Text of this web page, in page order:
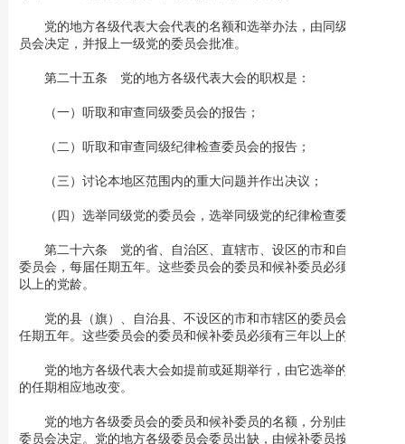
党的地方各级代表大会代表的名额和选举办法，由同级党的委
员会决定，并报上一级党的委员会批准。
第二十五条 党的地方各级代表大会的职权是：
（一）听取和审查同级委员会的报告；
（二）听取和审查同级纪律检查委员会的报告；
（三）讨论本地区范围内的重大问题并作出决议；
（四）选举同级党的委员会，选举同级党的纪律检查委员会。
第二十六条 党的省、自治区、直辖市、设区的市和自治州的
委员会，每届任期五年。这些委员会的委员和候补委员必须有五年
以上的党龄。
党的县（旗）、自治县、不设区的市和市辖区的委员会，每届
任期五年。这些委员会的委员和候补委员必须有三年以上的党龄。
党的地方各级代表大会如提前或延期举行，由它选举的委员会
的任期相应地改变。
党的地方各级委员会的委员和候补委员的名额，分别由上一级
委员会决定。党的地方各级委员会委员出缺，由候补委员按照得票